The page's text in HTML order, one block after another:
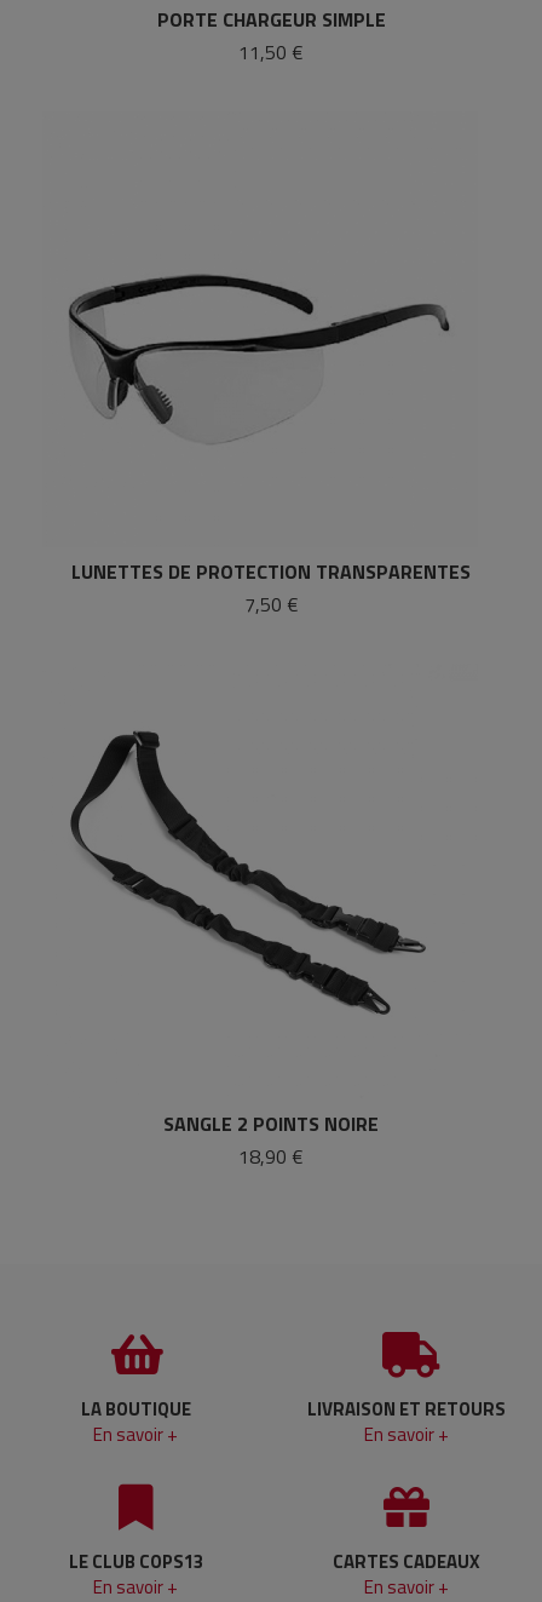
PORTE CHARGEUR SIMPLE
11,50 €
LUNETTES DE PROTECTION TRANSPARENTES
7,50 €
SANGLE 2 POINTS NOIRE
18,90 €
LA BOUTIQUE
En savoir +
LIVRAISON ET RETOURS
En savoir +
LE CLUB COPS13
En savoir +
CARTES CADEAUX
En savoir +